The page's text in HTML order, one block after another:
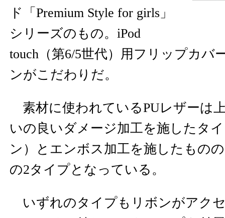
ド「Premium Style for girls」
シリーズのもの。iPod
touch（第6/5世代）用フリップカバ
ンがこだわりだ。
素材に使われているPUレザーは
いの良いダメージ加工を施したタ
ン）とエンボス加工を施したもの
の2タイプとなっている。
いずれのタイプもリボンがアク